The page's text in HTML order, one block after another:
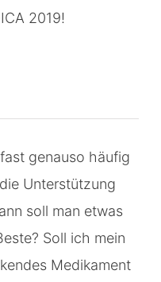
2019!
genauso häufig
Unterstützung
soll man etwas
Soll ich mein
Medikament